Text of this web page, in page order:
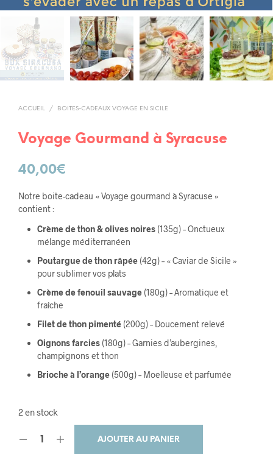
ACCUEIL / BOITES-CADEAUX VOYAGE EN SICILE
Voyage Gourmand à Syracuse
40,00€
Notre boite-cadeau « Voyage gourmand à Syracuse »
contient :
Crème de thon & olives noires(135g) – Onctueux
mélange méditerranéen
Poutargue de thon râpée(42g) – « Caviar de Sicile »
pour sublimer vos plats
Crème de fenouil sauvage(180g) – Aromatique et
fraîche
Filet de thon pimenté(200g) – Doucement relevé
Oignons farcies(180g) – Garnies d’aubergines,
champignons et thon
Brioche à l’orange(500g) – Moelleuse et parfumée
2 en stock
AJOUTER AU PANIER